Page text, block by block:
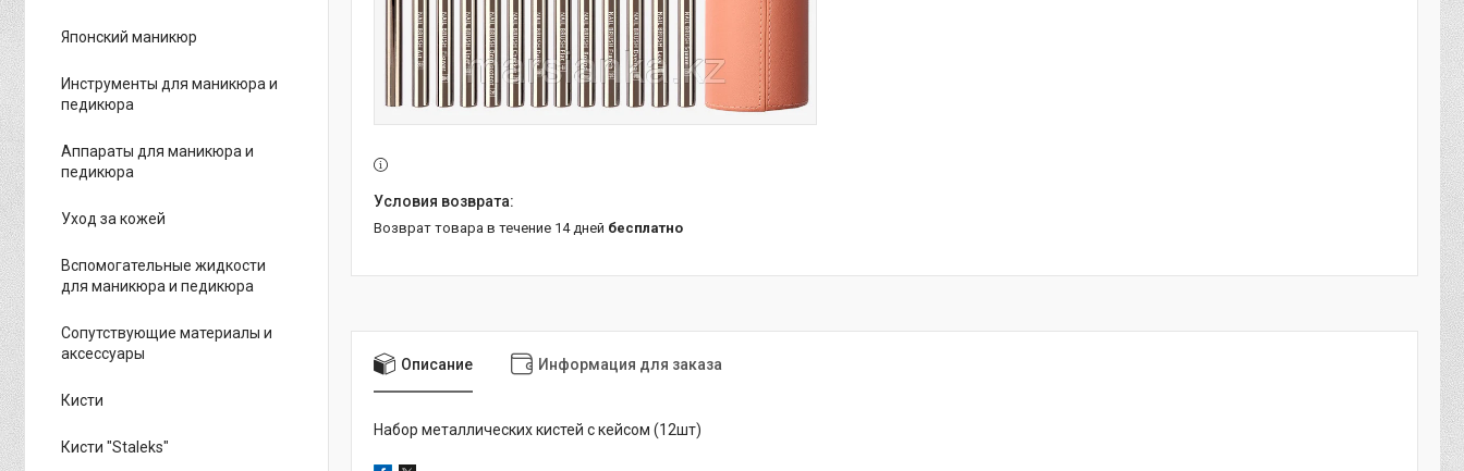
возврат товара в течение 14 дней бесплатно
Описание Информация для заказа
Набор металлических кистей с кейсом (12шт)
Японский маникюр
Инструменты для маникюра и
педикюра
Аппараты для маникюра и
педикюра
Уход за кожей
Вспомогательные жидкости
для маникюра и педикюра
Сопутствующие материалы и
аксессуары
Кисти
Кисти "Staleks"